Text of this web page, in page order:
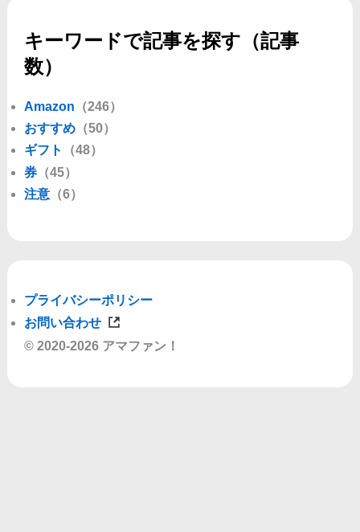
キーワードで記事を探す（記事
数）
Amazon （246）
おすすめ （50）
ギフト
（48）
券 （45）
注意 （6）
プライバシーポリシー
お問い合わせ
© 2020-2026 アマファン！